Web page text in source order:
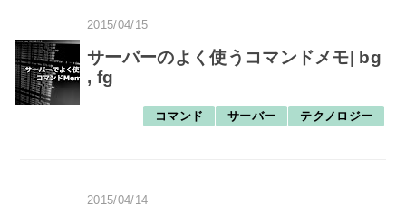
2015/04/15
サーバーのよく使うコマンドメモ| bg
, fg
コマンド サーバー テクノロジー
2015/04/14